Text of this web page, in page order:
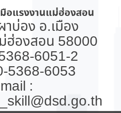
แรงงานแม่ฮ่องสอน
บ่อง อ.เมือง
ฮ่องสอน 58000
6051-2
5368-6053
: